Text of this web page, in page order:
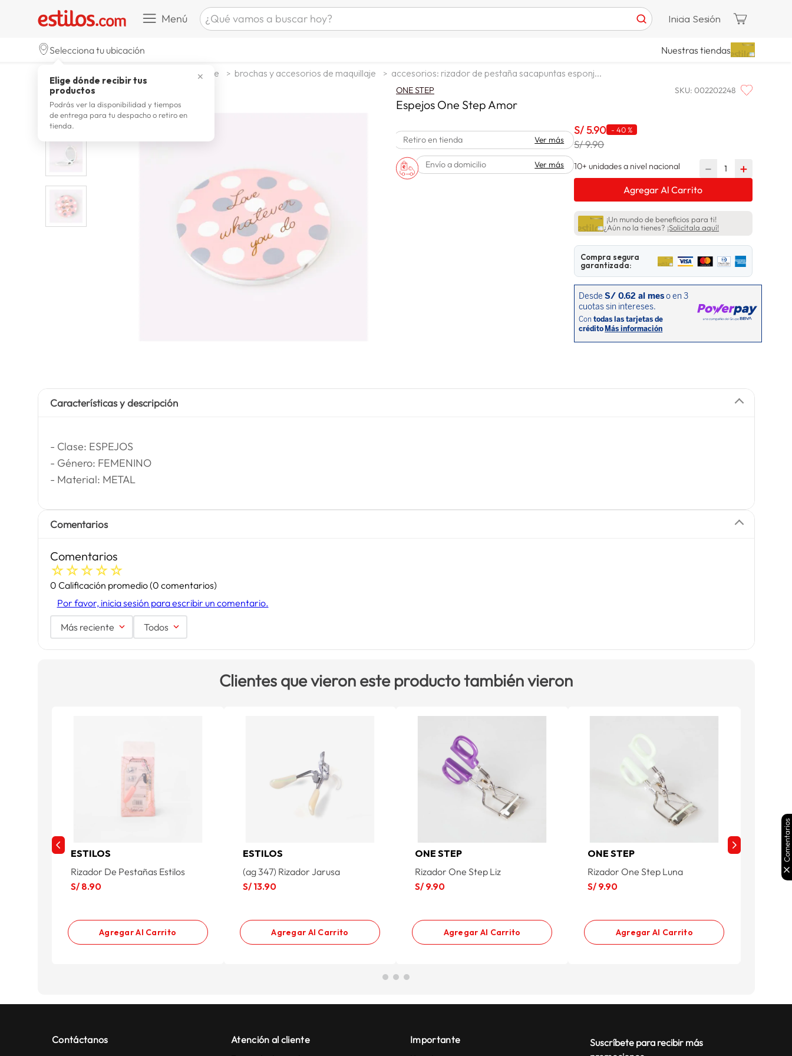
Menú ¿Qué vamos a buscar hoy?
zapatillas mujer
laptop
8 terrex
. lavadora
spiderman
Inicia Sesión
Selecciona tu ubicación
✕
Elige dónde recibir tus
productos
Podrás ver la disponibilidad y tiempos
de entrega para tu despacho o retiro en
tienda.
Nuestras tiendas
maquillaje brochas y accesorios de maquillaje accesorios: rizador de pestaña sacapuntas esponj...
ONE STEP SKU: 002202248
Espejos One Step Amor
Retiro en tienda Ver más
Envío a domicilio Ver más
S/5.90 -40 %
S/ 9.90
10+ unidades a nivel nacional ＋
－
Agregar Al Carrito
¡Un mundo de beneficios para ti!
¿Aún no la tienes? ¡Solicítala aquí!
Compra segura
garantizada:
Características y descripción
- Clase: ESPEJOS
- Género: FEMENINO
- Material: METAL
Comentarios
Comentarios
☆☆☆☆☆
0 Calificación promedio(0 comentarios)
Por favor, inicia sesión para escribir un comentario.
Más reciente Todos
Clientes que vieron este producto también vieron
ESTILOS
Rizador De Pestañas Estilos
S/ 8.90
Agregar Al Carrito
ESTILOS
(ag 347) Rizador Jarusa
S/ 13.90
Agregar Al Carrito
ONE STEP
Rizador One Step Liz
S/ 9.90
Agregar Al Carrito
ONE STEP
Rizador One Step Luna
S/ 9.90
Agregar Al Carrito
ONE
Contáctanos Atención al cliente Importante
Suscríbete para recibir más
Comentarios